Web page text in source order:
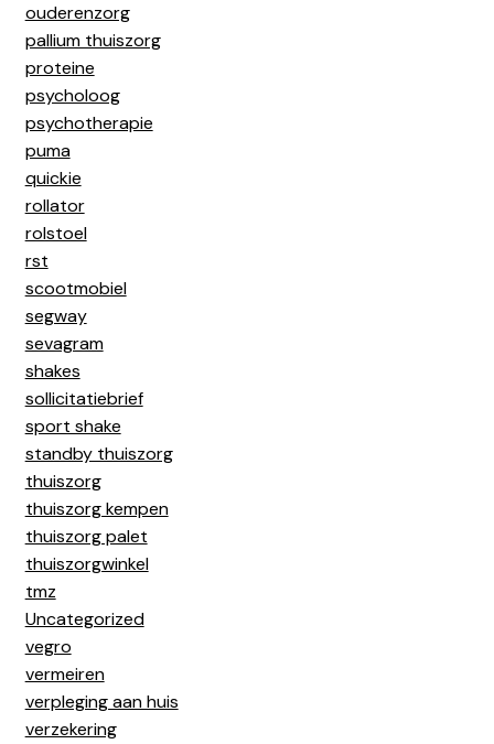
ouderenzorg
pallium thuiszorg
proteine
psycholoog
psychotherapie
puma
quickie
rollator
rolstoel
rst
scootmobiel
segway
sevagram
shakes
sollicitatiebrief
sport shake
standby thuiszorg
thuiszorg
thuiszorg kempen
thuiszorg palet
thuiszorgwinkel
tmz
Uncategorized
vegro
vermeiren
verpleging aan huis
verzekering